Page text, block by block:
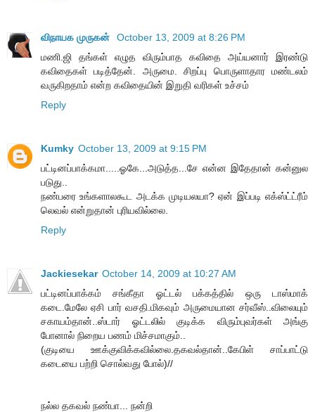
விநாயக முருகன்
October 13, 2009 at 8:26 PM
மணி.ஜி தங்கள் எழுத விரும்பாத கவிதை அய்யனார் இரண்டு
கவிதைகள் படித்தேன். அருமை. சிறப்பு பொருளாதார மண்டலம்
வருகிறதாம் என்ற கவிதையின் இறுதி வரிகள் உச்சம்
Reply
Kumky October 13, 2009 at 9:15 PM
பட்டினப்பாக்கமா.....ஓகே...அடுத்த...சே என்ன இதேதான் கன்னுல
படுது..
நண்பரை உங்களாலகூட அடக்க முடியலயா? ஏன் இப்படி எக்ஸ்ட்ட்ரீம்
லெவல் என்றுதான் புரியவில்லை.
Reply
Jackiesekar October 14, 2009 at 10:27 AM
பட்டினப்பாக்கம் சங்கீதா ஓட்டல் பக்கத்தில் ஒரு டாஸ்மாக்
கடை.மேலே ஏசி பார் வசதி.மிகவும் அருமையான சர்வீஸ்..விலையும்
சகாயம்தான்..ஸ்டார் ஓட்டலில் குடிக்க விரும்புவர்கள் அங்கு
போனால் நிறைய பணம் மிச்சமாகும்..
(குடியை ஊக்குவிக்கவில்லை.தகவல்தான்..கேபிள் சாப்பாட்டு
கடையை பற்றி சொல்வது போல்)//
நல்ல தகவல் நண்பா... நன்றி